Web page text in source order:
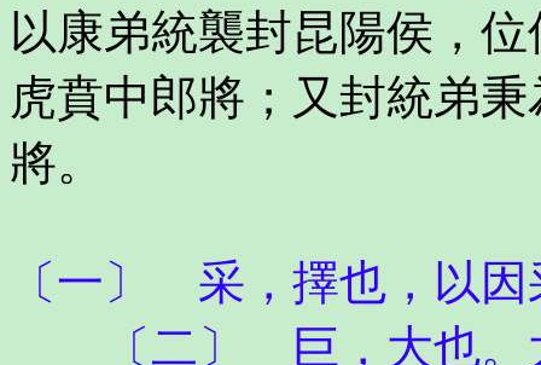
以康弟統襲封昆陽侯，
虎賁中郎將；又封統弟
將。
〔一〕 采，擇也，以
〔二〕 巨，大也。